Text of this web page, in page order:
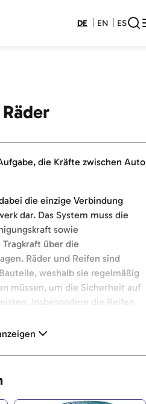
DE EN ES
die Kräfte zwischen Auto
die einzige Verbindung
dar. Das System muss die
sowie
über die
Räder und Reifen sind
weshalb sie regelmäßig
müssen, um die Sicherheit auf
Insbesondere die Reifen